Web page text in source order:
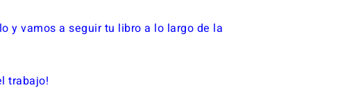
y vamos a seguir tu libro a lo largo de la
trabajo!